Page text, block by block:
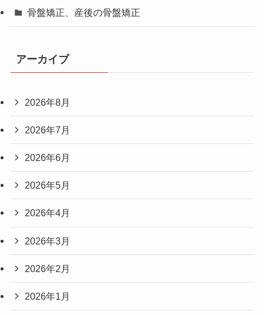
骨盤矯正、産後の骨盤矯正
アーカイブ
2026年8月
2026年7月
2026年6月
2026年5月
2026年4月
2026年3月
2026年2月
2026年1月